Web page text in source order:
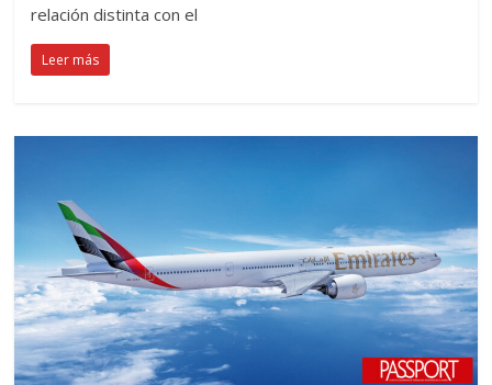
relación distinta con el
Leer más